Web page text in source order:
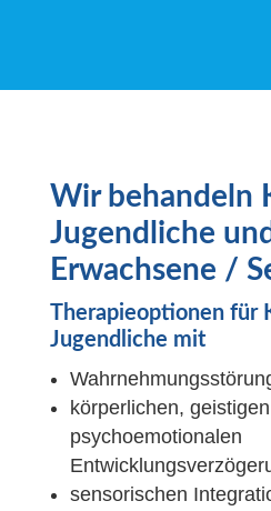
Wir behandeln
Jugendliche und
Erwachsene /
Therapieoptionen für
Jugendliche mit
körperlichen,
psychoemotionalen
sensorischen